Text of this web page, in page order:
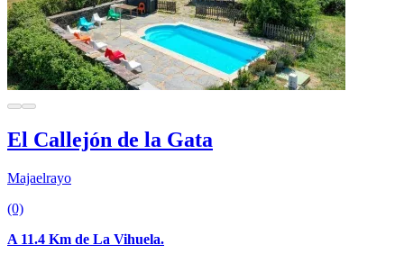
El Callejón de la Gata
Majaelrayo
(0)
A 11.4 Km de La Vihuela.